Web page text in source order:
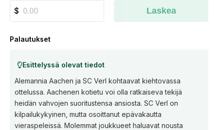
Laskea
Palautukset
Esittelyssä olevat tiedot
Alemannia Aachen ja SC Verl kohtaavat kiehtovassa
ottelussa. Aachenen kotietu voi olla ratkaiseva tekijä
heidän vahvojen suoritustensa ansiosta. SC Verl on
kilpailukykyinen, mutta osoittanut epävakautta
vieraspeleissä. Molemmat joukkueet haluavat nousta